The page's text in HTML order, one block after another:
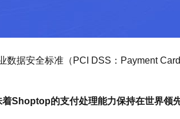
数据安全标准（PCI DSS：Payment
着Shoptop的支付处理能力保持在世界领